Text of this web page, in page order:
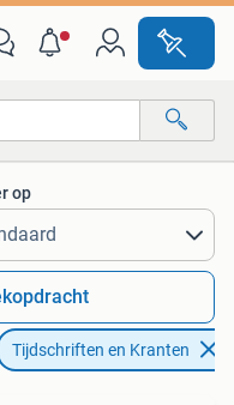
op
Tijdschriften en Kranten